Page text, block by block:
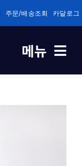
주문/배송조회 카달로그
메뉴